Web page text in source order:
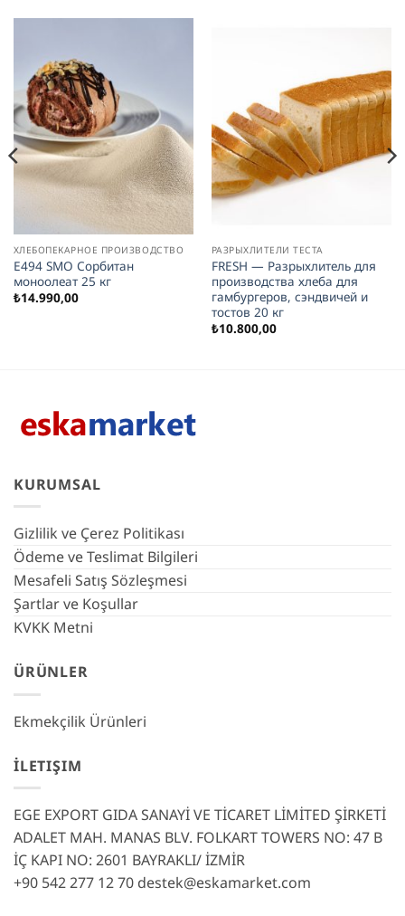
ХЛЕБОПЕКАРНОЕ ПРОИЗВОДСТВО
E494 SMO Сорбитан
моноолеат 25 кг
₺14.990,00
РАЗРЫХЛИТЕЛИ ТЕСТА
FRESH — Разрыхлитель для
производства хлеба для
гамбургеров, сэндвичей и
тостов 20 кг
₺10.800,00
KURUMSAL
Gizlilik ve Çerez Politikası
Ödeme ve Teslimat Bilgileri
Mesafeli Satış Sözleşmesi
Şartlar ve Koşullar
KVKK Metni
ÜRÜNLER
Ekmekçilik Ürünleri
İLETIŞIM
EGE EXPORT GIDA SANAYİ VE TİCARET LİMİTED ŞİRKETİ
ADALET MAH. MANAS BLV. FOLKART TOWERS NO: 47 B
İÇ KAPI NO: 2601 BAYRAKLI/ İZMİR
+90 542 277 12 70 destek@eskamarket.com